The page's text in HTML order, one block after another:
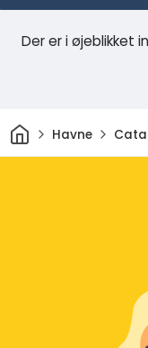
Der er i øjeblikket
HjemHavne